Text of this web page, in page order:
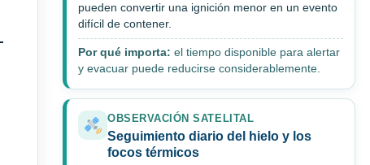
pueden convertir una ignición menor en un evento
difícil de contener.
Por qué importa: el tiempo disponible para alertar
y evacuar puede reducirse considerablemente.
OBSERVACIÓN SATELITAL
Seguimiento diario del hielo y los
focos térmicos